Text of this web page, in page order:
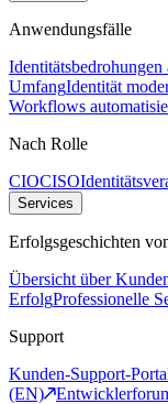
Anwendungsfälle
Identitätsbedrohungen
UmfangIdentität
Workflows
Nach Rolle
CIOCISO
Services
Erfolgsgeschichten
Übersicht über
ErfolgProfessionelle
Support
Kunden-Support-
(EN)